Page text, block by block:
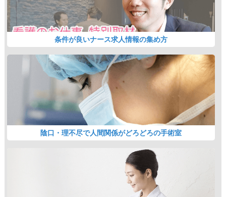
条件が良いナース求人情報の集め方
陰口・理不尽で人間関係がどろどろの手術室